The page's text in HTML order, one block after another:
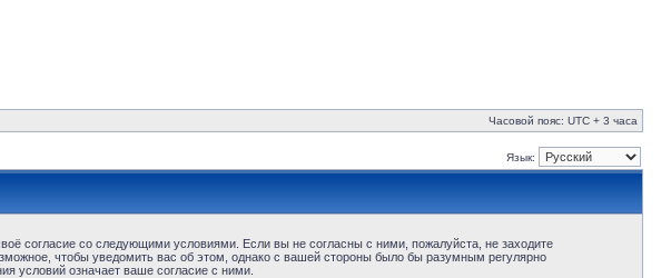
Часовой пояс: UTC + 3 часа
Язык:
согласие со следующими условиями. Если вы не согласны с ними, пожалуйста, не заходите
чтобы уведомить вас об этом, однако с вашей стороны было бы разумным регулярно
условий означает ваше согласие с ними.